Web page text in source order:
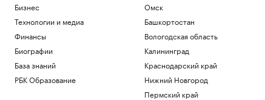
Бизнес
Технологии и медиа
Финансы
Биографии
База знаний
РБК Образование
Омск
Башкортостан
Вологодская область
Калининград
Краснодарский край
Нижний Новгород
Пермский край